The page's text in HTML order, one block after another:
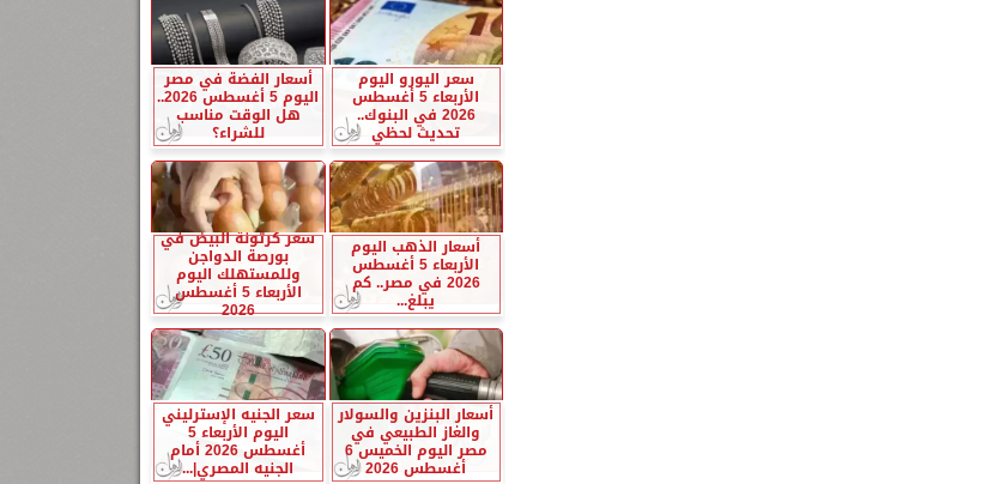
سعر اليورو اليوم
الأربعاء 5 أغسطس
2026 في البنوك..
تحديث لحظي
أسعار الفضة في مصر
اليوم 5 أغسطس 2026..
هل الوقت مناسب
للشراء؟
أسعار الذهب اليوم
الأربعاء 5 أغسطس
2026 في مصر.. كم
يبلغ...
سعر كرتونة البيض في
بورصة الدواجن
وللمستهلك اليوم
الأربعاء 5 أغسطس
2026
أسعار البنزين والسولار
والغاز الطبيعي في
مصر اليوم الخميس 6
أغسطس 2026
سعر الجنيه الإسترليني
اليوم الأربعاء 5
أغسطس 2026 أمام
الجنيه المصري|...